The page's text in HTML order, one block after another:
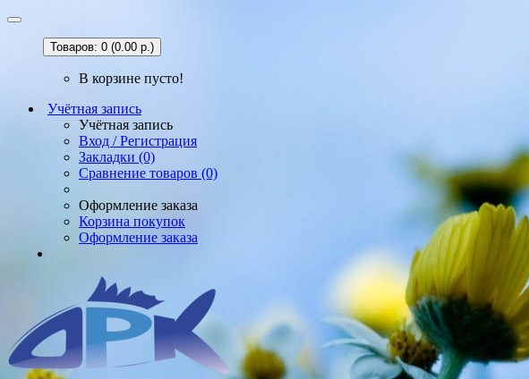
Товаров: 0 (0.00 р.)
В корзине пусто!
Учётная запись
Учётная запись
Вход / Регистрация
Закладки (0)
Сравнение товаров (0)
Оформление заказа
Корзина покупок
Оформление заказа